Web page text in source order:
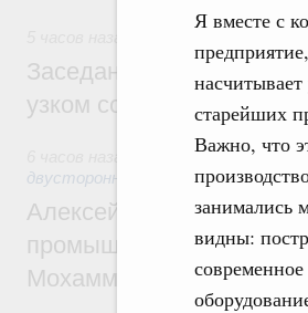
Я вместе с
старейших
Важно, что
занимались
видны:
современное
Евразийский
Заседание
узком составе
Экономические
двусторонней основе
Алексей Оверчук
промышленности,
Мохаммадом Атабаком